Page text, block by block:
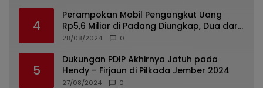
4
Perampokan Mobil Pengangkut Uang
Rp5,6 Miliar di Padang Diungkap, Dua dari
Tiga Tersangka Merupakan Oknum Polisi
28/08/2024 0
5
Dukungan PDIP Akhirnya Jatuh pada
Hendy – Firjaun di Pilkada Jember 2024
27/08/2024 0